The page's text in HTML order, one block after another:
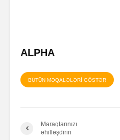
ALPHA
BÜTÜN MƏQALƏLƏRİ GÖSTƏR
Maraqlarınızı
əhilləşdirin